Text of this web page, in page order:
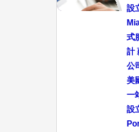
設
式
計
公
美
一
設